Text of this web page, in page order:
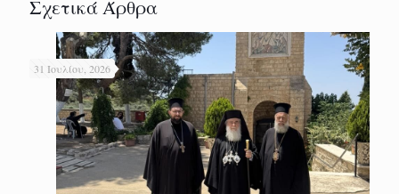
Σχετικά Άρθρα
31 Ιουλίου, 2026